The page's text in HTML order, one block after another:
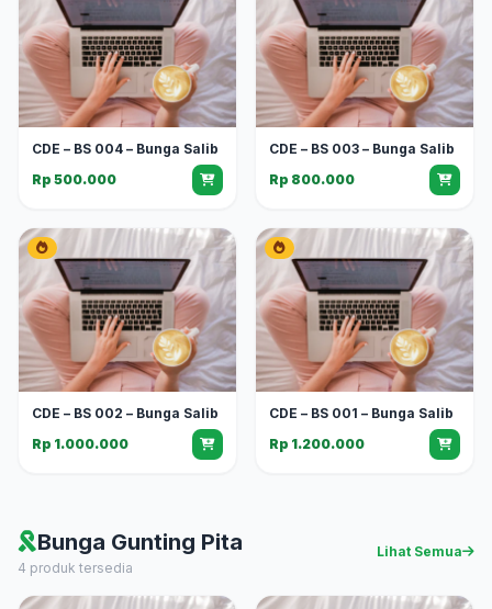
CDE – BS 004 – Bunga Salib
Rp 500.000
CDE – BS 003 – Bunga Salib
Rp 800.000
CDE – BS 002 – Bunga Salib
Rp 1.000.000
CDE – BS 001 – Bunga Salib
Rp 1.200.000
Bunga Gunting Pita
4 produk tersedia
Lihat Semua